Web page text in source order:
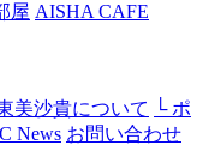
屋 AISHA CAFE
美沙貴について
└ ポ
News お問い合わせ